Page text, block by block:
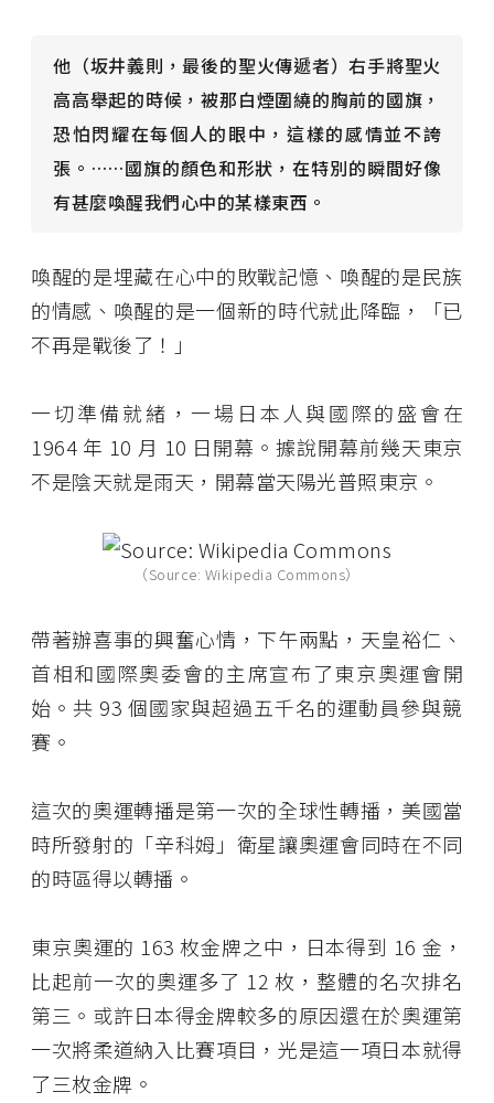
他（坂井義則，最後的聖火傳遞者）右手將聖火
高高舉起的時候，被那白煙圍繞的胸前的國旗，
恐怕閃耀在每個人的眼中，這樣的感情並不誇
張。……國旗的顏色和形狀，在特別的瞬間好像
有甚麼喚醒我們心中的某樣東西。
喚醒的是埋藏在心中的敗戰記憶、喚醒的是民族
的情感、喚醒的是一個新的時代就此降臨，「已
不再是戰後了！」
一切準備就緒，一場日本人與國際的盛會在
1964 年 10 月 10 日開幕。據說開幕前幾天東京
不是陰天就是雨天，開幕當天陽光普照東京。
（Source: Wikipedia Commons）
帶著辦喜事的興奮心情，下午兩點，天皇裕仁、
首相和國際奧委會的主席宣布了東京奧運會開
始。共 93 個國家與超過五千名的運動員參與競
賽。
這次的奧運轉播是第一次的全球性轉播，美國當
時所發射的「辛科姆」衛星讓奧運會同時在不同
的時區得以轉播。
東京奧運的 163 枚金牌之中，日本得到 16 金，
比起前一次的奧運多了 12 枚，整體的名次排名
第三。或許日本得金牌較多的原因還在於奧運第
一次將柔道納入比賽項目，光是這一項日本就得
了三枚金牌。